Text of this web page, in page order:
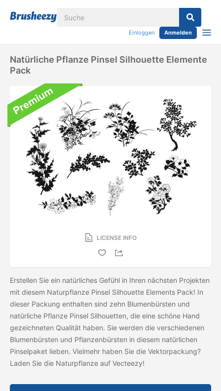
Einloggen Anmelden
Natürliche Pflanze Pinsel Silhouette Elemente
Pack
LICENSE INFO
Erstellen Sie ein natürliches Gefühl in Ihren nächsten Projekten
mit diesem Naturpflanze Pinsel Silhouette Elements Pack! In
dieser Packung enthalten sind zehn Blumenbürsten und
natürliche Pflanze Pinsel Silhouetten, die eine schöne Hand
gezeichneten Qualität haben. Sie werden die verschiedenen
Blumenbürsten und Pflanzenbürsten in diesem natürlichen
Pinselpaket lieben. Vielmehr haben Sie die Vektorpackung?
Laden Sie die Naturpflanze auf Vecteezy!